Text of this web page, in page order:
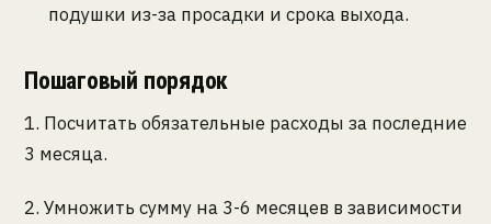
подушки из-за просадки и срока выхода.
Пошаговый порядок
1. Посчитать обязательные расходы за последние
3 месяца.
2. Умножить сумму на 3-6 месяцев в зависимости